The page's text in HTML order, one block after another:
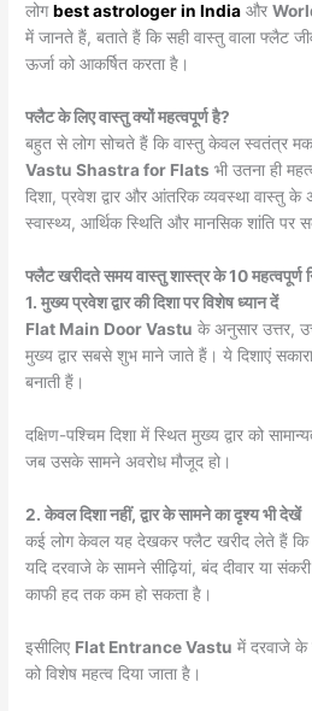
लोगbest astrologer in India और
में जानते हैं, बताते हैं कि सही वास्तु वाला फ्लैट
ऊर्जा को आकर्षित करता है।
फ्लैट के लिए वास्तु क्यों महत्वपूर्ण है?
बहुत से लोग सोचते हैं कि वास्तु केवल स्वतंत्र
Vastu Shastra for Flats भी उतना ही
दिशा, प्रवेश द्वार और आंतरिक व्यवस्था वास्तु
स्वास्थ्य, आर्थिक स्थिति और मानसिक शांति पर
फ्लैट खरीदते समय वास्तु शास्त्र के 10 महत्वपूर्ण
1. मुख्य प्रवेश द्वार की दिशा पर विशेष ध्यान दें
Flat Main Door Vastu के अनुसार उत्तर,
मुख्य द्वार सबसे शुभ माने जाते हैं। ये दिशाएं
बनाती हैं।
दक्षिण-पश्चिम दिशा में स्थित मुख्य द्वार को
जब उसके सामने अवरोध मौजूद हो।
2. केवल दिशा नहीं, द्वार के सामने का दृश्य भी देखें
कई लोग केवल यह देखकर फ्लैट खरीद लेते हैं कि
यदि दरवाजे के सामने सीढ़ियां, बंद दीवार या
काफी हद तक कम हो सकता है।
इसीलिए Flat Entrance Vastu में दरवाजे के
को विशेष महत्व दिया जाता है।